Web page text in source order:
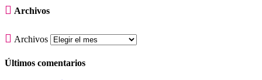
 Archivos
 Archivos
Últimos comentarios